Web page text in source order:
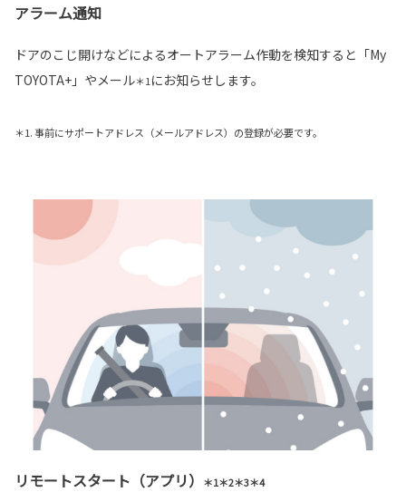
アラーム通知
ドアのこじ開けなどによるオートアラーム作動を検知すると「My
TOYOTA+」やメール＊1 にお知らせします。
＊1. 事前にサポートアドレス（メールアドレス）の登録が必要です。
リモートスタート（アプリ） ＊1＊2＊3＊4